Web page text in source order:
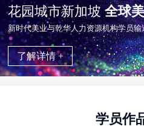
花园城市新加坡全球
新时代美业与乾华⼈⼒资源机构学员
了解详情 +
学员作